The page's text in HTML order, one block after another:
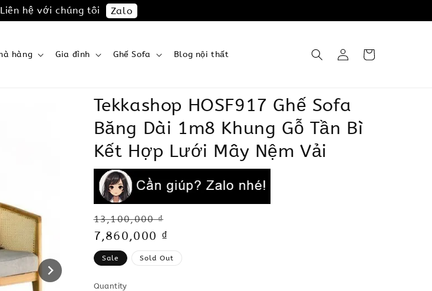
hệ với chúng tôi Zalo
hàng Gia đình Ghế Sofa Blog nội thất
Tekkashop HOSF917 Ghế Sofa
Băng Dài 1m8 Khung Gỗ Tần Bì
Kết Hợp Lưới Mây Nệm Vải
Regular
price
13,100,000 ₫
Sale
price
7,860,000 ₫
Sale Sold Out
Quantity